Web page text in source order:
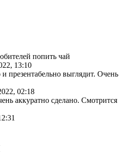
попить чай
13:10
презентабельно выглядит. Очень
02:18
аккуратно сделано. Смотрится